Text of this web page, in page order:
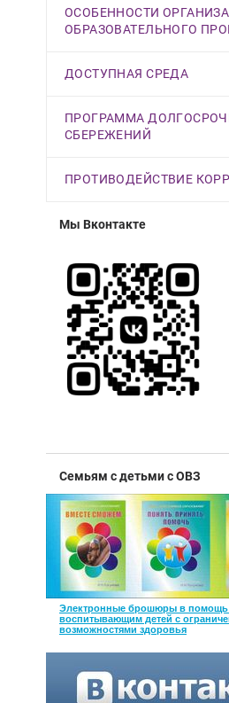
ОСОБЕННОСТИ
ОБРАЗОВАТЕЛЬНОГО
ДОСТУПНАЯ СРЕДА
ПРОГРАММА
СБЕРЕЖЕНИЙ
ПРОТИВОДЕЙСТВИЕ
Мы Вконтакте
Семьям с детьми с ОВЗ
Электронные брошюры в помощь
воспитывающим детей с
возможностями здоровья